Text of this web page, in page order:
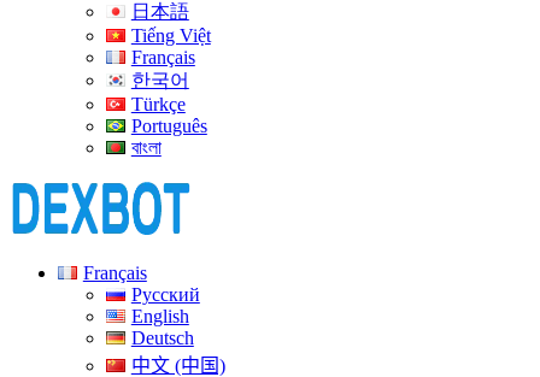
日本語
Tiếng Việt
Français
한국어
Türkçe
Português
বাংলা
Français
Русский
English
Deutsch
中文 (中国)